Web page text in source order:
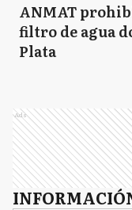
ANMAT
filtro de agua
Plata
Ads